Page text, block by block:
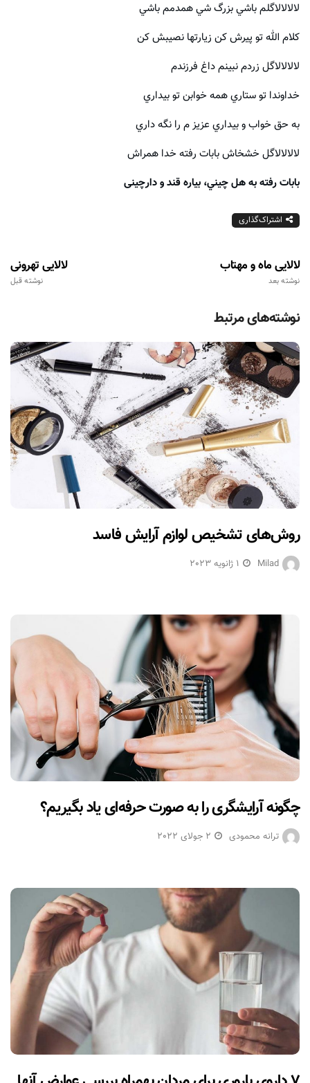
لالالالاگلم باشي بزرگ شي همدمم باشي
كلام الله تو پيرش كن زيارتها نصيبش كن
لالالالاگل زردم نبينم داغ فرزندم
خداوندا تو ستاري همه خوابن تو بيداري
به حق خواب و بيداري عزيز م را نگه داري
لالالالاگل خشخاش بابات رفته خدا همراش
بابات رفته به هل چيني، بياره قند و دارچينی
اشتراک‌گذاری
لالایی تهرونی
نوشته قبل
لالایی ماه و مهتاب
نوشته بعد
نوشته‌های مرتبط
روش‌های تشخیص لوازم آرایش فاسد
Milad 1 ژانویه 2023
چگونه آرایشگری را به صورت حرفه‌ای یاد بگیریم؟
ترانه محمودی 2 جولای 2022